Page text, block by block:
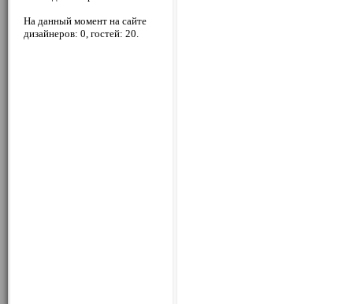
На данный момент на сайте
дизайнеров: 0, гостей: 20.